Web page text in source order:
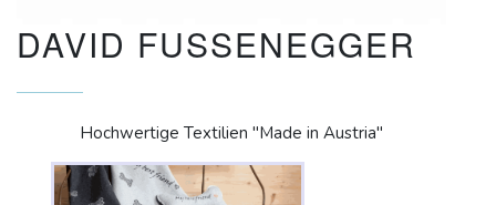
DAVID FUSSENEGGER
Hochwertige Textilien "Made in Austria"